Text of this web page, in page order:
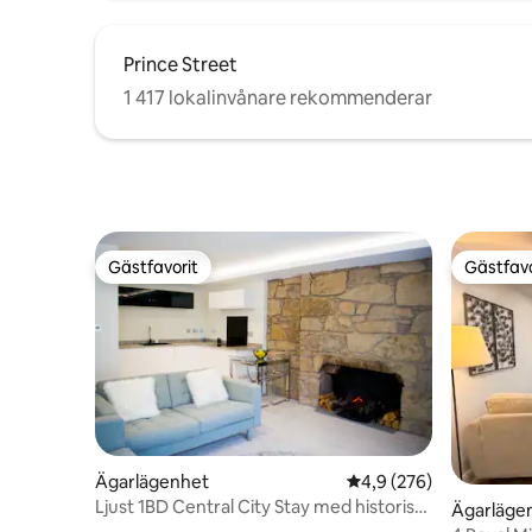
Prince Street
1 417 lokalinvånare rekommenderar
Gästfavorit
Gästfavorit
Ägarlägenhet 4,9 av 5 i
4,9 (276)
Ljust 1BD Central City Stay med historisk